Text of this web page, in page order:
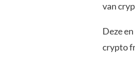
van
Deze
crypto